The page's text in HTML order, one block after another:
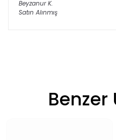
Beyzanur K.
Satın Alınmış
Benzer